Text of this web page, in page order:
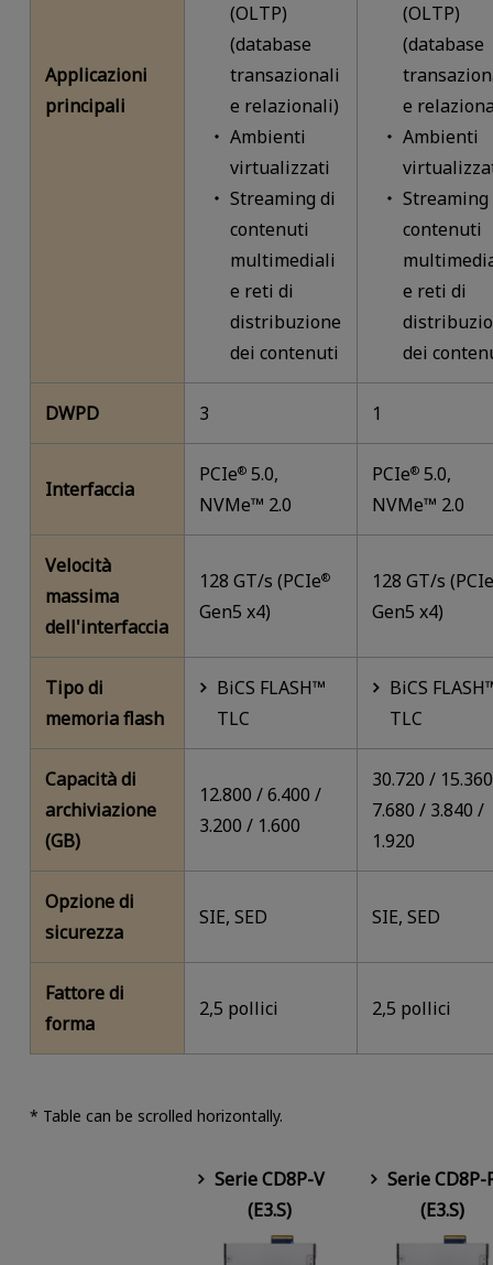
Applicazioni
principali
(OLTP)
(database
transazionali
e relazionali)
Ambienti
virtualizzati
Streaming di
contenuti
multimediali
e reti di
distribuzione
dei contenuti
(OLTP)
(database
e
Ambienti
Streaming
contenuti
e reti di
dei
DWPD 3 1
Interfaccia
PCIe® 5.0,
NVMe™ 2.0
PCIe® 5.0,
NVMe™ 2.0
Velocità
massima
dell'interfaccia
128 GT/s (PCIe®
Gen5 x4)
128 GT/s
Gen5 x4)
Tipo di
memoria flash
BiCS FLASH™
TLC
BiCS
TLC
Capacità di
archiviazione
(GB)
12.800 / 6.400 /
3.200 / 1.600
30.720 /
7.680 / 3.840 /
1.920
Opzione di
sicurezza
SIE, SED SIE, SED
Fattore di
forma
2,5 pollici 2,5 pollici
* Table can be scrolled horizontally.
Serie CD8P-V
(E3.S)
Serie CD8P-
(E3.S)